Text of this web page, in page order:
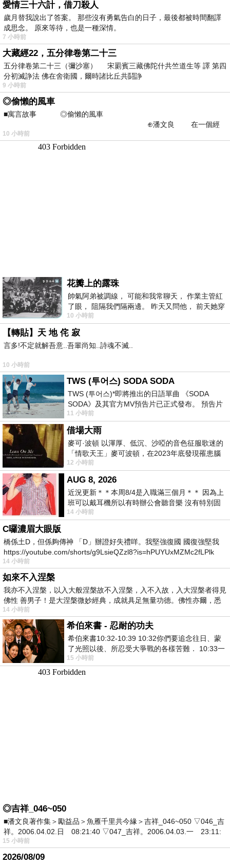
愛情三十六計，借刀殺人
歲月替我說出了答案。 那些沒有勇氣告白的日子，最後都被時間翻譯
成思念。 原來等待，也是一種深情。
7 小時前
大藏經22，五分律卷第二十三
五分律卷第二十三（彌沙塞） 宋罽賓三藏佛陀什共竺道生等 譯 第四
分初滅諍法 佛在舍衛國，爾時諸比丘共鬪諍
9 小時前
◎偷懶的風車
■寓言故事 ◎偷懶的風車
⊕潘文良 在一個經
常颳風的山丘上—&m
10 小時前
花瓣上的露珠
帥氣阿弟被調線， 可能和我常聊天， 作業主管紅
了眼， 阻隔我們隔兩邊。 昨天又問他， 前天她穿
什麼顏色衣服， 不經
10 小時前
【轉貼】天 地 侘 寂
言多!不定就解吾意..吾輩尚知..詩魂不滅..
10 小時前
TWS (투어스) SODA SODA
TWS (투어스)*即將推出的日語單曲 《SODA
SODA》及其官方MV預告片已正式發布。 預告片
一經發布， 就引發了粉絲們對這次夏季回
11 小時前
借場大雨
麥可·波頓 以渾厚、低沉、沙啞的音色征服歌迷的
「情歌天王」麥可波頓，在2023年底發現罹患腦
瘤「祈禱早日康復，一切都好」。
12 小時前
AUG 8, 2026
近況更新＊＊本周8/4是入職滿三個月＊＊ 因為上
班可以戴耳機所以有時辦公會聽音樂 沒有特別固
定哪天但就是一周某一天會固定聽'90
14 小時前
C囉濃眉大眼版
橋係土D，但係夠傳神 「D」辦證好失禮咩。我堅強復國 國復強堅我
https://youtube.com/shorts/g9LsieQZzl8?is=hPUYUxMZMc2fLPlk
14 小時前
如來不入涅槃
我亦不入涅槃，以入大般涅槃故不入涅槃，入不入故，入大涅槃者得見
佛性 善男子！是大涅槃微妙經典，成就具足無量功德。佛性亦爾，悉
14 小時前
希伯來書 - 忍耐的功夫
希伯來書10:32-10:39 10:32你們要追念往日、蒙
了光照以後、所忍受大爭戰的各樣苦難． 10:33一
面被毀謗、遭患難、成了戲景、叫眾人
15 小時前
◎吉祥_046~050
■潘文良著作集＞勵益品＞魚雁千里共今緣＞吉祥_046~050 ▽046_吉
祥。2006.04.02.日 08:21:40 ▽047_吉祥。2006.04.03.一 23:11:
15 小時前
2026/08/09